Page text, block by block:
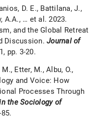
D. E., Battilana, J.,
A.A., … et al. 2023.
and the Global Retreat
Discussion. Journal of
pp. 3-20.
Etter, M., Albu, O.,
and Voice: How
Processes Through
the Sociology of